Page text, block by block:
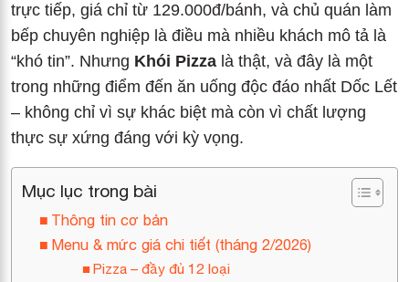
trực tiếp, giá chỉ từ 129.000đ/bánh, và chủ quán làm
bếp chuyên nghiệp là điều mà nhiều khách mô tả là
“khó tin”. Nhưng Khói Pizza là thật, và đây là một
trong những điểm đến ăn uống độc đáo nhất Dốc Lết
– không chỉ vì sự khác biệt mà còn vì chất lượng
thực sự xứng đáng với kỳ vọng.
Mục lục trong bài
Thông tin cơ bản
Menu & mức giá chi tiết (tháng 2/2026)
Pizza – đầy đủ 12 loại